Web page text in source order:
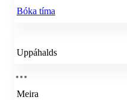
Bóka tíma
Uppáhalds
Meira